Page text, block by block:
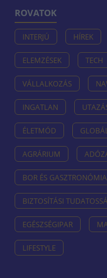
ROVATOK
INTERJÚ HÍREK
ELEMZÉSEK TECH
VÁLLALKOZÁS
INGATLAN
ÉLETMÓD
AGRÁRIUM
BOR ÉS GASZTRONÓMIA
BIZTOSÍTÁSI
EGÉSZSÉGIPAR
LIFESTYLE